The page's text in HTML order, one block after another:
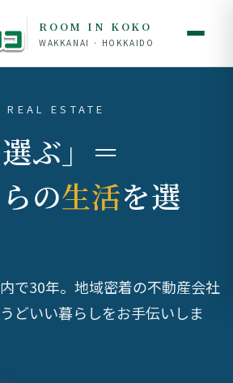
ROOM IN KOKO
WAKKANAI · HOKKAIDO
ESTATE
ぶ」＝
の生活を選
で30年。地域密着の不動産会社
どいい暮らしをお手伝いしま